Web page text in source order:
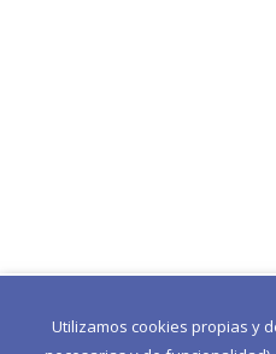
Utilizamos cookies propias y